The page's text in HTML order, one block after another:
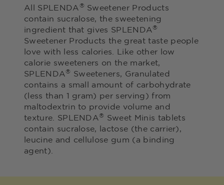
All SPLENDA®
Sweetener Products
contain sucralose, the sweetening
ingredient that gives SPLENDA®
Sweetener Products the great taste people
love with less calories. Like other low
calorie sweeteners on the market,
SPLENDA®
Sweeteners, Granulated
contains a small amount of carbohydrate
(less than 1 gram) per serving) from
maltodextrin to provide volume and
texture. SPLENDA®
Sweet Minis tablets
contain sucralose, lactose (the carrier),
leucine and cellulose gum (a binding
agent).